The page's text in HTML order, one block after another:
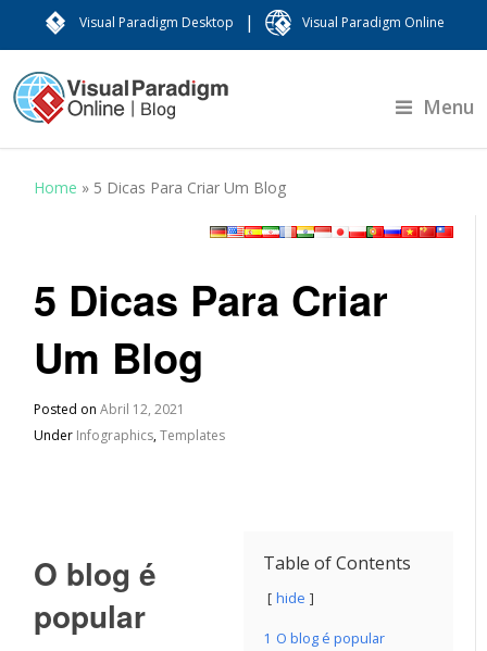
Visual Paradigm Desktop | Visual Paradigm Online
Menu
Home » 5 Dicas Para Criar Um Blog
5 Dicas Para Criar
Um Blog
Posted onAbril 12, 2021
Under Infographics,Templates
Table of Contents
hide
1 O blog é popular
O blog é
popular